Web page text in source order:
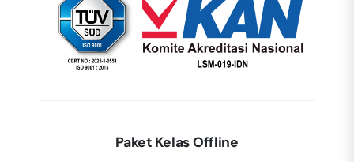
Paket Kelas Offline